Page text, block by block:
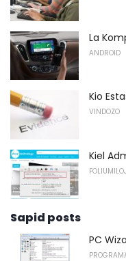
La
ANDROID
Kio
VINDOZO
Kiel
FOLIUMILOJ
Sapid posts
PC